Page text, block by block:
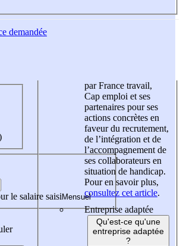
demandée
le salaire saisi
par France travail,
Cap emploi et ses
partenaires pour ses
actions concrètes en
faveur du recrutement,
de l’intégration et de
l’accompagnement de
ses collaborateurs en
situation de handicap.
Pour en savoir plus,
consultez cet article.
Entreprise adaptée
Qu'est-ce qu'une
entreprise adaptée
?